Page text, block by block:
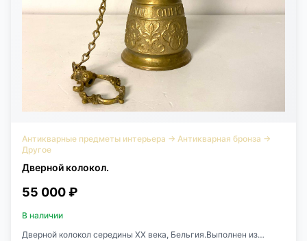
Антикварные предметы интерьера → Антикварная бронза →
Другое
Дверной колокол.
55 000 ₽
В наличии
Дверной колокол середины XX века, Бельгия.Выполнен из